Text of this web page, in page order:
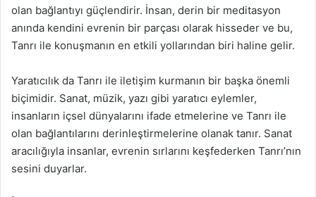
olan bağlantıyı güçlendirir. İnsan, derin bir meditasyon
anında kendini evrenin bir parçası olarak hisseder ve bu,
Tanrı ile konuşmanın en etkili yollarından biri haline gelir.
Yaratıcılık da Tanrı ile iletişim kurmanın bir başka önemli
biçimidir. Sanat, müzik, yazı gibi yaratıcı eylemler,
insanların içsel dünyalarını ifade etmelerine ve Tanrı ile
olan bağlantılarını derinleştirmelerine olanak tanır. Sanat
aracılığıyla insanlar, evrenin sırlarını keşfederken Tanrı’nın
sesini duyarlar.